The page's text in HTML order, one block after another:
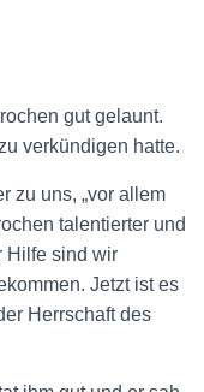
gut gelaunt.
verkündigen hatte.
zu uns, „vor allem
talentierter und
Hilfe sind wir
Jetzt ist es
Herrschaft des